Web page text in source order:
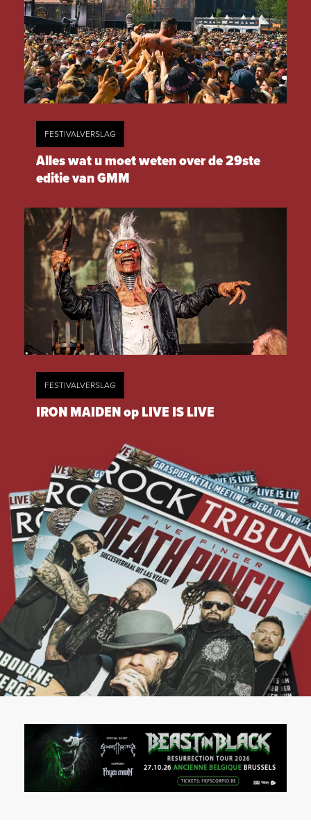
FESTIVALVERSLAG
Alles wat u moet weten over de 29ste
editie van GMM
FESTIVALVERSLAG
IRON MAIDEN op LIVE IS LIVE